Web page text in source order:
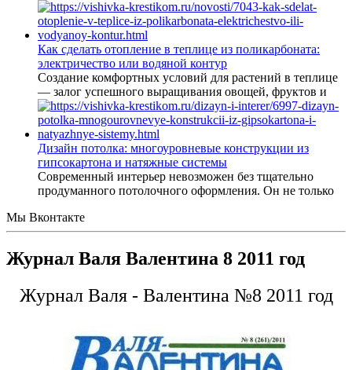
Как сделать отопление в теплице из поликарбоната:
электричество или водяной контур
Создание комфортных условий для растений в теплице
— залог успешного выращивания овощей, фруктов и
Дизайн потолка: многоуровневые конструкции из
гипсокартона и натяжные системы
Современный интерьер невозможен без тщательно
продуманного потолочного оформления. Он не только
Мы Вконтакте
Журнал Валя Валентина 8 2011 год
Журнал Валя - Валентина №8 2011 год